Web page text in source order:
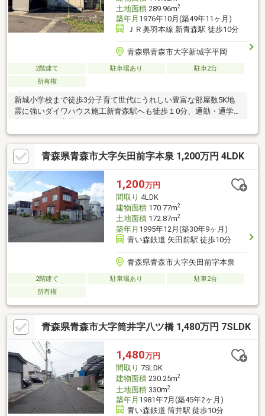
土地面積289.96m2
築年月 1976年10月(築49年11ヶ月)
ＪＲ奥羽本線 新青森駅 徒歩10分
青森県青森市大字新城字平岡
2階建て 駐車場あり
駐車2台
所有権
新城小学校まで徒歩3分子育て世代にうれしい豊富な部屋数5K地
震に強いダイワハウス施工新青森駅へも徒歩１0分、通勤・通学に
青森県青森市大字矢田前字本泉 1,200万円 4LDK
1,200万円
間取り 4LDK
建物面積170.77m2
土地面積172.87m2
築年月 1995年12月(築30年9ヶ月)
青い森鉄道 矢田前駅 徒歩10分
青森県青森市大字矢田前字本泉
2階建て 駐車場あり
駐車2台
所有権
青森県青森市大字筒井字八ツ橋 1,480万円 7SLDK
1,480万円
間取り 7SLDK
建物面積230.25m2
土地面積330m2
築年月 1981年7月(築45年2ヶ月)
青い森鉄道 筒井駅 徒歩10分